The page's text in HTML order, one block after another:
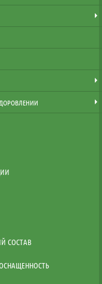
СОСТАВ